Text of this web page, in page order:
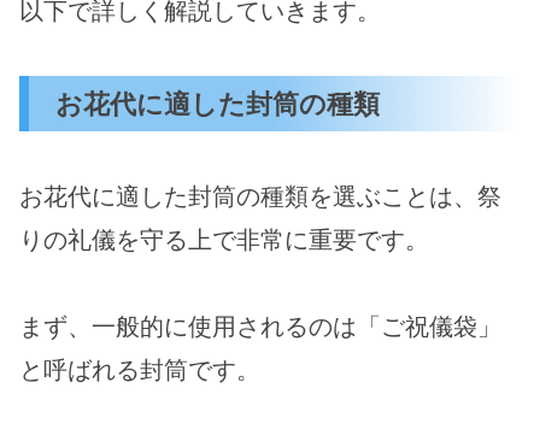
以下で詳しく解説していきます。
お花代に適した封筒の種類
お花代に適した封筒の種類を選ぶことは、祭
りの礼儀を守る上で非常に重要です。
まず、一般的に使用されるのは「ご祝儀袋」
と呼ばれる封筒です。